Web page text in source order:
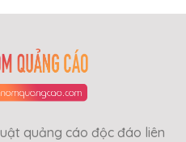
quảng cáo độc đáo liên